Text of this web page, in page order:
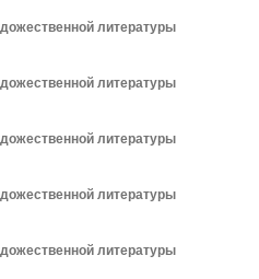
литературы
литературы
литературы
литературы
литературы